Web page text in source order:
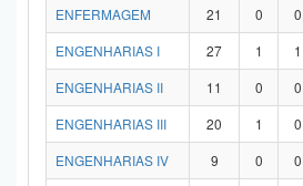
ENFERMAGEM
21 0 0
ENGENHARIAS I
27 1 1
ENGENHARIAS II
11 0 0
ENGENHARIAS III
20 1 0
ENGENHARIAS IV
9 0 0